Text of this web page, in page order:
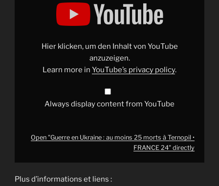
Hier klicken, um den Inhalt von YouTube
anzuzeigen.
Learn more in YouTube’s privacy policy.
Always display content from YouTube
Open "Guerre en Ukraine : au moins 25 morts à Ternopil •
FRANCE 24" directly
Plus d’informations et liens :